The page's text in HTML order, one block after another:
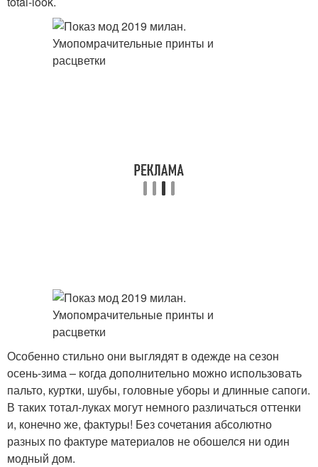
Особенно стильно они выглядят в одежде на сезон
осень-зима – когда дополнительно можно использовать
пальто, куртки, шубы, головные уборы и длинные сапоги.
В таких тотал-луках могут немного различаться оттенки
и, конечно же, фактуры! Без сочетания абсолютно
разных по фактуре материалов не обошелся ни один
модный дом.